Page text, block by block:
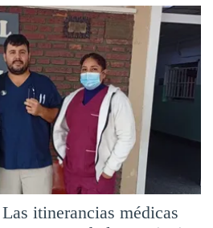
Las itinerancias médicas